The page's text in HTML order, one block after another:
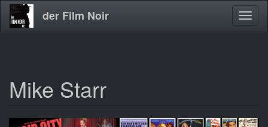
Direkt
zum
der Film Noir
Mike Starr